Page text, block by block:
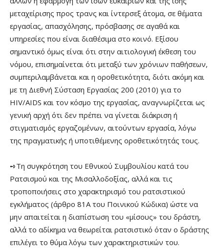
μεταχείρισης προς τρανς και ίντερσεξ άτομα, σε θέματα
εργασίας, απασχόλησης, πρόσβασης σε αγαθά και
υπηρεσίες που είναι διαθέσιμα στο κοινό. Εξίσου
σημαντικό όμως είναι ότι στην αιτιολογική έκθεση του
νόμου, επισημαίνεται ότι μεταξύ των χρόνιων παθήσεων,
συμπεριλαμβάνεται και η οροθετικότητα, διότι ακόμη και
με τη Διεθνή Σύσταση Εργασίας 200 (2010) για το
HIV/AIDS και τον κόσμο της εργασίας, αναγνωρίζεται ως
γενική αρχή ότι δεν πρέπει να γίνεται διάκριση ή
στιγματισμός εργαζομένων, αιτούντων εργασία, λόγω
της πραγματικής ή υποτιθέμενης οροθετικότητάς τους.
➺Τη συγκρότηση του Εθνικού Συμβουλίου κατά του
Ρατσισμού και της Μισαλλοδοξίας, αλλά και τις
τροποποιήσεις στο χαρακτηρισμό του ρατσιστικού
εγκλήματος (άρθρο 81Α του Ποινικού Κώδικα) ώστε να
μην απαιτείται η διαπίστωση του «μίσους» του δράστη,
αλλά το αδίκημα να θεωρείται ρατσιστικό όταν ο δράστης
επιλέγει το θύμα λόγω των χαρακτηριστικών του.